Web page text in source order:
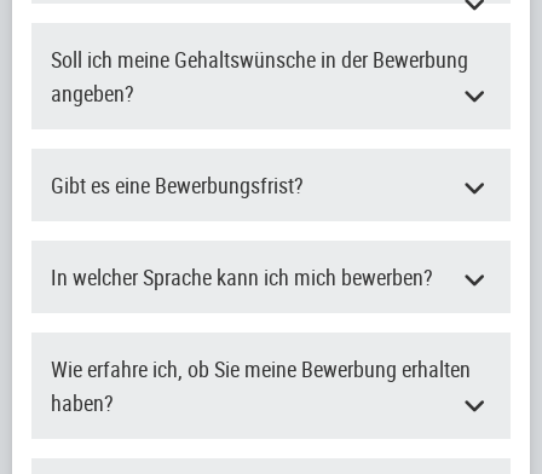
Soll ich meine Gehaltswünsche in der Bewerbung
angeben?
Gibt es eine Bewerbungsfrist?
In welcher Sprache kann ich mich bewerben?
Wie erfahre ich, ob Sie meine Bewerbung erhalten
haben?